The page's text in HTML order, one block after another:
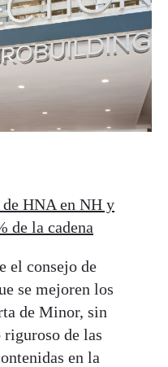
HNA en NH y
de la cadena
el consejo de
se mejoren los
de Minor, sin
de las
en la